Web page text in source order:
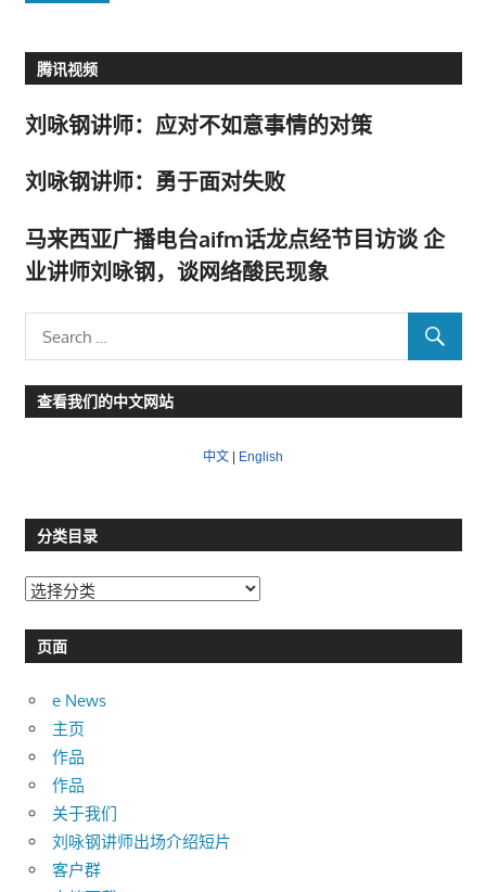
腾讯视频
刘咏钢讲师：应对不如意事情的对策
刘咏钢讲师：勇于面对失败
马来西亚广播电台aifm话龙点经节目访谈 企
业讲师刘咏钢，谈网络酸民现象
查看我们的中文网站
中文 English
分类目录
分
目页面
e News
主页
作品
作品
关于我们
刘咏钢讲师出场介绍短片
客户群